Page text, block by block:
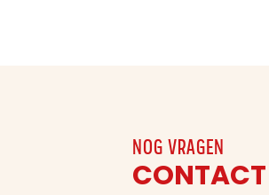
NOG VRAGEN
CONTACT